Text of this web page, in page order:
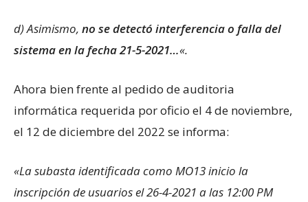
d) Asimismo, no se detectó interferencia o falla del
sistema en la fecha 21-5-2021…«.
Ahora bien frente al pedido de auditoria
informática requerida por oficio el 4 de noviembre,
el 12 de diciembre del 2022 se informa:
«La subasta identificada como MO13 inicio la
inscripción de usuarios el 26-4-2021 a las 12:00 PM